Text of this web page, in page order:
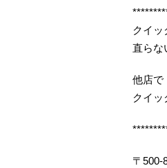
クイッ
直らな
他店で
クイッ
〒500-